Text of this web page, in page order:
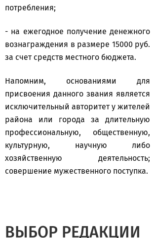
потребления;
- на ежегодное получение денежного
вознаграждения в размере 15000 руб.
за счет средств местного бюджета.
Напомним, основаниями для
присвоения данного звания является
исключительный авторитет у жителей
района или города за длительную
профессиональную, общественную,
культурную, научную либо
хозяйственную деятельность;
совершение мужественного поступка.
ВЫБОР РЕДАКЦИИ